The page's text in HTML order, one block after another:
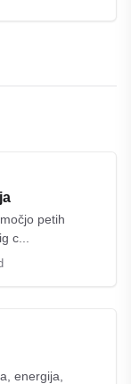
petih
c...
energija,